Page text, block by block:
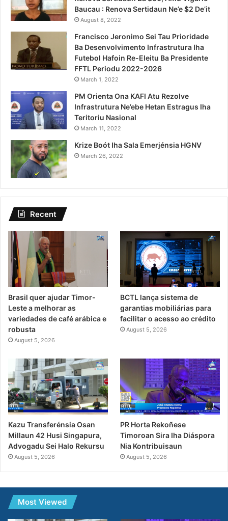
Baucau : Renova Sertidaun Ne’e $2 De’it
August 8, 2022
Francisco Jeronimo Sei Tau Prioridade
Ba Desenvolvimento Infrastrutura Iha
Futebol Hafoin Re-Eleitu Ba Presidente
FFTL Periodu 2022-2026
March 1, 2022
PM Orienta Ona KAFI Atu Rezolve
Infrastrutura Ne’ebe Hetan Estragus Iha
Teritoriu Nasional
March 11, 2022
Krize Boót Iha Sala Emerjénsia HGNV
March 26, 2022
Recent
Brasil quer ajudar Timor-
Leste a melhorar as
variedades de café arábica e
robusta
August 5, 2026
BCTL lança sistema de
garantias mobiliárias para
facilitar o acesso ao crédito
August 5, 2026
Kazu Transferénsia Osan
Millaun 42 Husi Singapura,
Advogadu Sei Halo Rekursu
August 5, 2026
PR Horta Rekoñese
Timoroan Sira Iha Diáspora
Nia Kontribuisaun
August 5, 2026
Most Viewed